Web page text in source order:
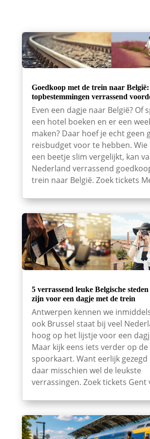
Goedkoop met de trein naar België:
topbestemmingen verrassend
Even een dagje naar België? Of
een hotel boeken en er een
maken? Daar hoef je echt geen
reisbudget voor te hebben. Wie
een beetje slim vergelijkt, kan
Nederland verrassend
trein naar België. Zoek tickets
5 verrassend leuke Belgische
zijn voor een dagje met de trein
Antwerpen kennen we
ook Brussel staat bij veel
hoog op het lijstje voor een
Maar kijk eens iets verder op de
spoorkaart. Want eerlijk gezegd
daar misschien wel de leukste
verrassingen. Zoek tickets Gent